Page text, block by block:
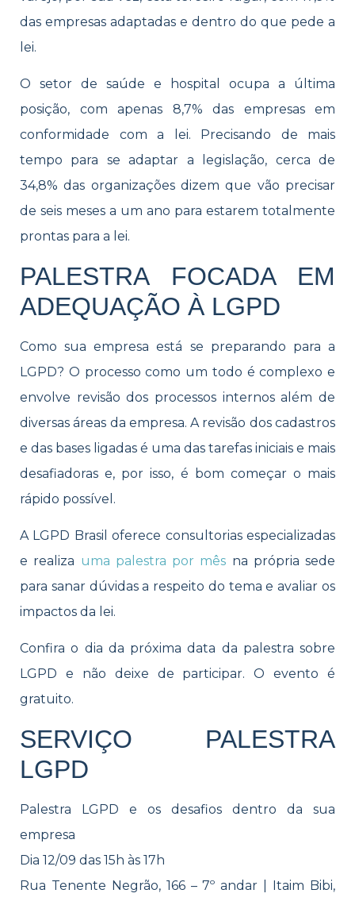
das empresas adaptadas e dentro do que pede a
lei.
O setor de saúde e hospital ocupa a última
posição, com apenas 8,7% das empresas em
conformidade com a lei. Precisando de mais
tempo para se adaptar a legislação, cerca de
34,8% das organizações dizem que vão precisar
de seis meses a um ano para estarem totalmente
prontas para a lei.
PALESTRA FOCADA EM
ADEQUAÇÃO À LGPD
Como sua empresa está se preparando para a
LGPD? O processo como um todo é complexo e
envolve revisão dos processos internos além de
diversas áreas da empresa. A revisão dos cadastros
e das bases ligadas é uma das tarefas iniciais e mais
desafiadoras e, por isso, é bom começar o mais
rápido possível.
A LGPD Brasil oferece consultorias especializadas
e realiza uma palestra por mês na própria sede
para sanar dúvidas a respeito do tema e avaliar os
impactos da lei.
Confira o dia da próxima data da palestra sobre
LGPD e não deixe de participar. O evento é
gratuito.
SERVIÇO PALESTRA
LGPD
Palestra LGPD e os desafios dentro da sua
empresa
Dia 12/09 das 15h às 17h
Rua Tenente Negrão, 166 – 7º andar | Itaim Bibi,